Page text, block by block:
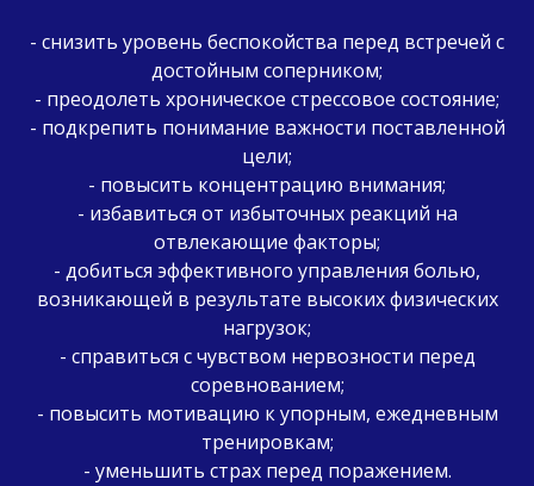
- снизить уровень беспокойства перед встречей с
достойным соперником;
- преодолеть хроническое стрессовое состояние;
- подкрепить понимание важности поставленной
цели;
- повысить концентрацию внимания;
- избавиться от избыточных реакций на
отвлекающие факторы;
- добиться эффективного управления болью,
возникающей в результате высоких физических
нагрузок;
- справиться с чувством нервозности перед
соревнованием;
- повысить мотивацию к упорным, ежедневным
тренировкам;
- уменьшить страх перед поражением.